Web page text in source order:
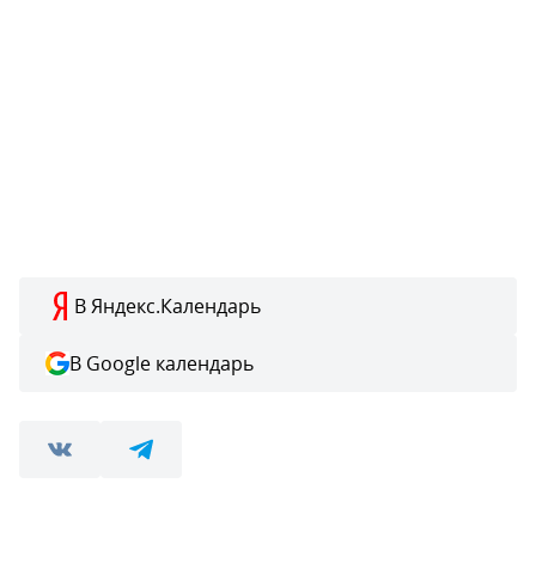
В Яндекс.Календарь
В Google календарь